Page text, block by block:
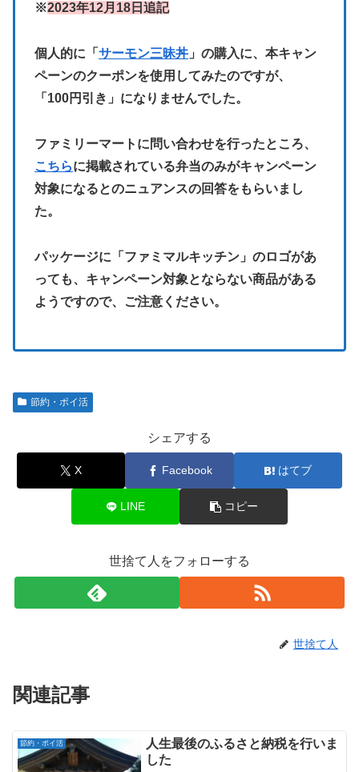
※2023年12月18日追記
個人的に「 サーモン三昧丼 」の購入に、本キャン
ペーンのクーポンを使用してみたのですが、
「100円引き」になりませんでした。
ファミリーマートに問い合わせを行ったところ、
こちらに掲載されている弁当のみがキャンペーン
対象になるとのニュアンスの回答をもらいまし
た。
パッケージに「ファミマルキッチン」のロゴがあ
っても、キャンペーン対象とならない商品がある
ようですので、ご注意ください。
節約・ポイ活
シェアする
X Facebook はてブ
LINE コピー
世捨て人をフォローする
世捨て人
関連記事
節約・ポイ活
人生最後のふるさと納税を行いま
した